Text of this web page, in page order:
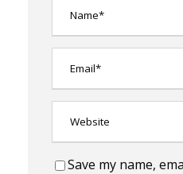
Save my name,